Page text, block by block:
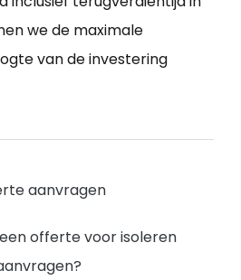
we de maximale
van de investering
aanvragen
offerte voor isoleren